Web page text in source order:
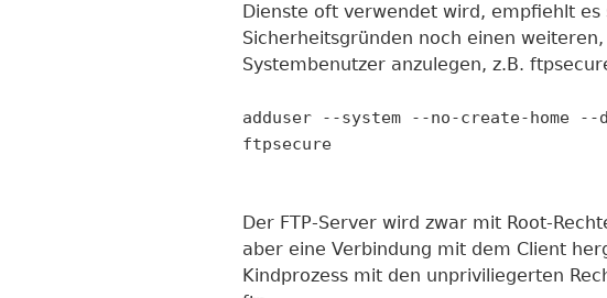
Dienste oft verwendet wird, empfiehlt es
Sicherheitsgründen noch einen
Systembenutzer anzulegen, z.B.
adduser --system --no-create-home
ftpsecure
Der FTP-Server wird zwar mit Root-
aber eine Verbindung mit dem Client
Kindprozess mit den unpriviliegerten